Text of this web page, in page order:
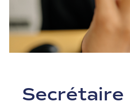
Secrétaire